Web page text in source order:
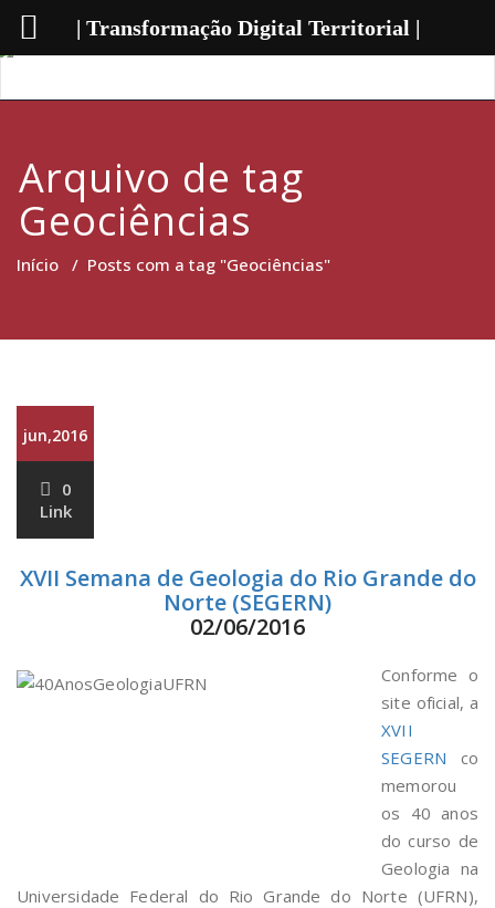
Arquivo de tag
Geociências
Início / Posts com a tag "Geociências"
jun,2016
0
Link
XVII Semana de Geologia do Rio Grande do
Norte (SEGERN)
02/06/2016
Conforme o
site oficial, a
XVII
SEGERN co
memorou
os 40 anos
do curso de
Geologia na
Universidade Federal do Rio Grande do Norte (UFRN),
| Transformação Digital Territorial |